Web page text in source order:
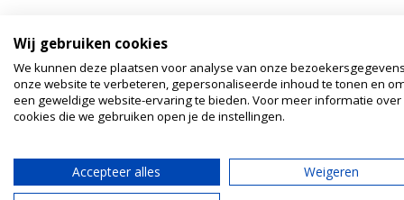
Wij gebruiken cookies
We kunnen deze plaatsen voor analyse van onze
onze website te verbeteren, gepersonaliseerde inhoud te tonen en
een geweldige website-ervaring te bieden. Voor meer informatie over
cookies die we gebruiken open je de instellingen.
Accepteer alles
Weigeren